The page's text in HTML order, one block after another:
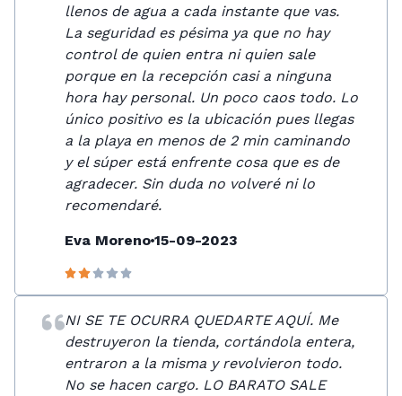
llenos de agua a cada instante que vas.
La seguridad es pésima ya que no hay
control de quien entra ni quien sale
porque en la recepción casi a ninguna
hora hay personal. Un poco caos todo. Lo
único positivo es la ubicación pues llegas
a la playa en menos de 2 min caminando
y el súper está enfrente cosa que es de
agradecer. Sin duda no volveré ni lo
recomendaré.
Eva Moreno 15-09-2023
NI SE TE OCURRA QUEDARTE AQUÍ. Me
destruyeron la tienda, cortándola entera,
entraron a la misma y revolvieron todo.
No se hacen cargo. LO BARATO SALE